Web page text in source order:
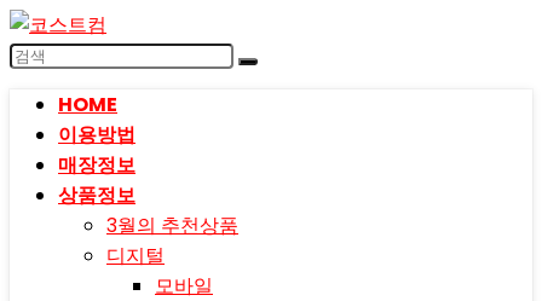
HOME
이용방법
매장정보
상품정보
3월의 추천상품
디지털
모바일